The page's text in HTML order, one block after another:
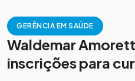
GERÊNCIA EM SAÚDE
Waldemar
inscrições para